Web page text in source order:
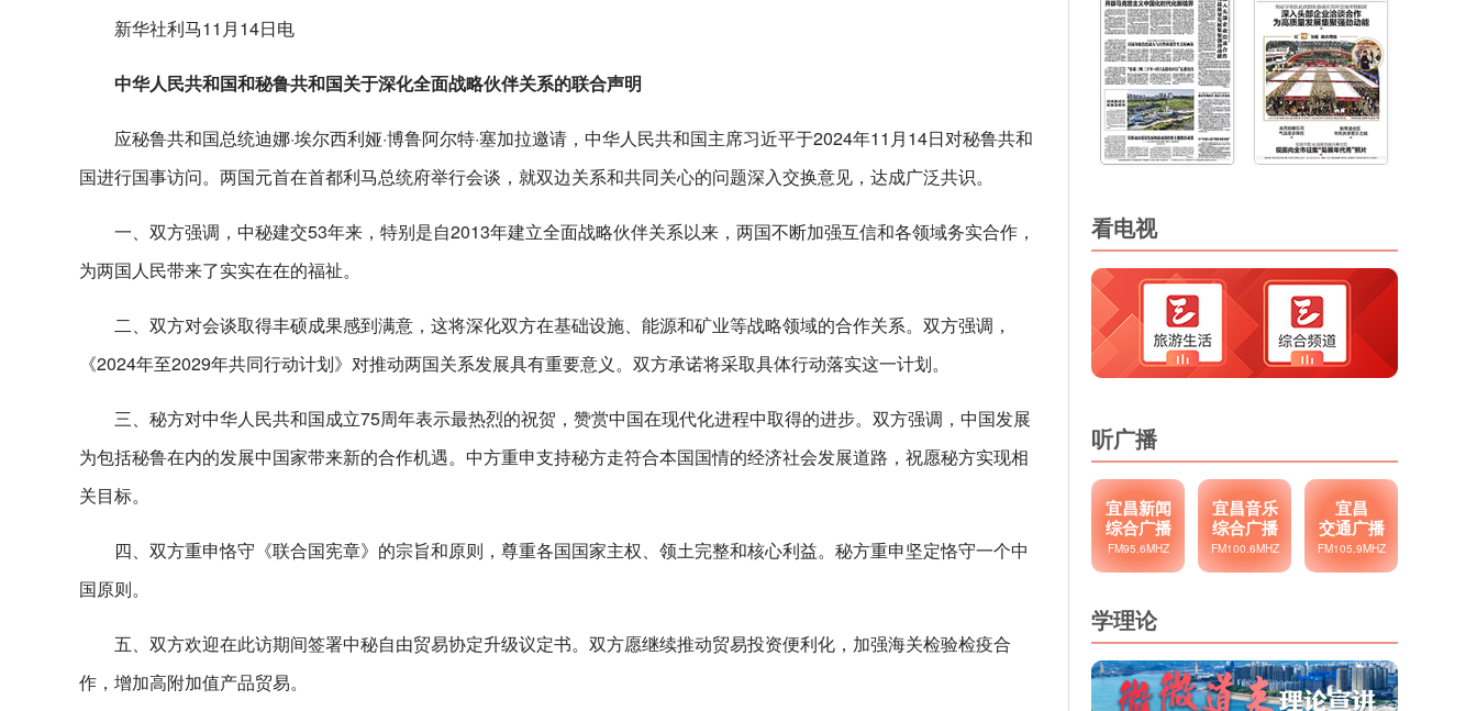
新华社利马11月14日电
中华人民共和国和秘鲁共和国关于深化全面战略伙伴关系的联合声明
应秘鲁共和国总统迪娜·埃尔西利娅·博鲁阿尔特·塞加拉邀请，中华人民共和国主席习近平于2024年11月14日对秘鲁共和
国进行国事访问。两国元首在首都利马总统府举行会谈，就双边关系和共同关心的问题深入交换意见，达成广泛共识。
一、双方强调，中秘建交53年来，特别是自2013年建立全面战略伙伴关系以来，两国不断加强互信和各领域务实合作，
为两国人民带来了实实在在的福祉。
二、双方对会谈取得丰硕成果感到满意，这将深化双方在基础设施、能源和矿业等战略领域的合作关系。双方强调，
《2024年至2029年共同行动计划》对推动两国关系发展具有重要意义。双方承诺将采取具体行动落实这一计划。
三、秘方对中华人民共和国成立75周年表示最热烈的祝贺，赞赏中国在现代化进程中取得的进步。双方强调，中国发展
为包括秘鲁在内的发展中国家带来新的合作机遇。中方重申支持秘方走符合本国国情的经济社会发展道路，祝愿秘方实现相
关目标。
四、双方重申恪守《联合国宪章》的宗旨和原则，尊重各国国家主权、领土完整和核心利益。秘方重申坚定恪守一个中
国原则。
五、双方欢迎在此访期间签署中秘自由贸易协定升级议定书。双方愿继续推动贸易投资便利化，加强海关检验检疫合
作，增加高附加值产品贸易。
看电视
听广播
宜昌新闻
综合广播
FM95.6MHZ
宜昌音乐
综合广播
FM100.6MHZ
宜昌
交通广播
FM105.9MHZ
学理论